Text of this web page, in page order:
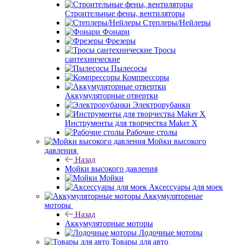
Строительные фены, вентиляторы
Степлеры/Нейлеры
Фонари
Фрезеры
Тросы
сантехнические
Пылесосы
Компрессоры
Аккумуляторные отвертки
Электрорубанки
Инструменты для творчества Maker X
Рабочие столы
Мойки высокого
давления
Назад
Мойки высокого давления
Мойки
Аксессуары для моек
Аккумуляторные
моторы
Назад
Аккумуляторные моторы
Лодочные моторы
Товары для авто